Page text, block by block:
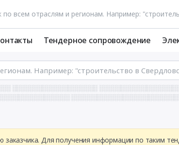
Тендерное сопровождение
░░░░░░░░░░░░░░░░░░░░
Для получения информации по таким